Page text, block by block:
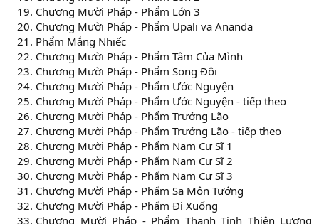
Chương Mười Pháp - Phẩm Lớn 3
Chương Mười Pháp - Phẩm Upali va Ananda
Phẩm Mắng Nhiếc
Chương Mười Pháp - Phẩm Tâm Của Mình
Chương Mười Pháp - Phẩm Song Đôi
Chương Mười Pháp - Phẩm Ước Nguyện
Chương Mười Pháp - Phẩm Ước Nguyện - tiếp theo
Chương Mười Pháp - Phẩm Trưởng Lão
Chương Mười Pháp - Phẩm Trưởng Lão - tiếp theo
Chương Mười Pháp - Phẩm Nam Cư Sĩ 1
Chương Mười Pháp - Phẩm Nam Cư Sĩ 2
Chương Mười Pháp - Phẩm Nam Cư Sĩ 3
Chương Mười Pháp - Phẩm Sa Môn Tướng
Chương Mười Pháp - Phẩm Đi Xuống
Chương Mười Pháp - Phẩm Thanh Tịnh Thiên Lương